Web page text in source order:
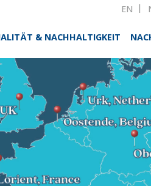
& NACHHALTIGKEIT
EN